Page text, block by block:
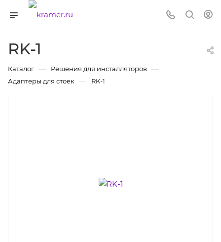
RK-1
Каталог — Решения для инсталляторов —
Адаптеры для стоек — RK-1